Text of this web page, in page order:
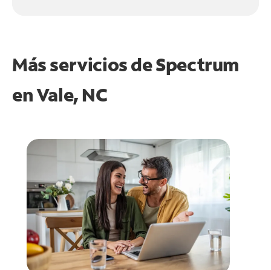
Más servicios de Spectrum
enVale, NC